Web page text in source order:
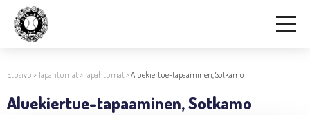
Etusivu >Tapahtumat>Tapahtumat>Aluekiertue-tapaaminen, Sotkamo
Aluekiertue-tapaaminen, Sotkamo